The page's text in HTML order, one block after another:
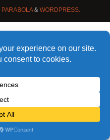
PARABOLA& WORDPRESS.